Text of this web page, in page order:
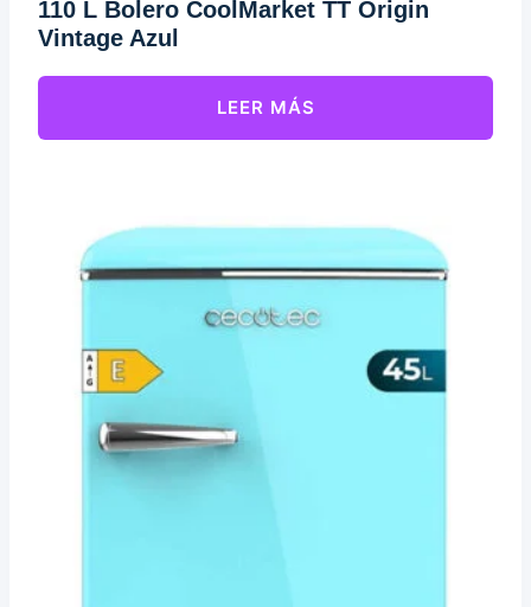
110 L Bolero CoolMarket TT Origin
Vintage Azul
LEER MÁS